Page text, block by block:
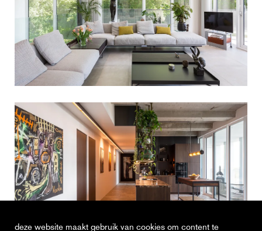
deze website maakt gebruik van cookies om content te